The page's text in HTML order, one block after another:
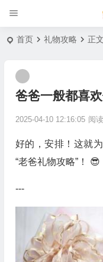
首页 礼物攻略 正文
爸爸一般都喜
2025-04-10 12:16:05 阅
好的，安排！这就
“老爸礼物攻略”！ 😎
---